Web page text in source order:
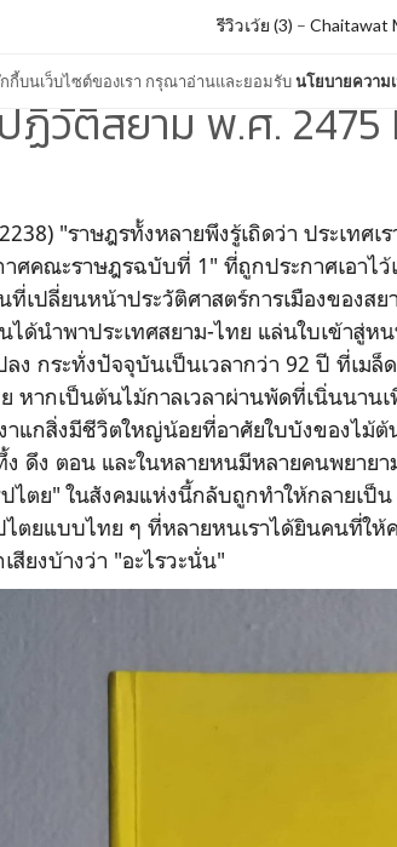
กกี้บนเว็บไซต์ของเรา กรุณาอ่านและยอมรับนโยบายความ
รีวิวเว้ย (3) – Chaitawat
ฏิวัติสยาม พ.ศ.
"ราษฎรทั้งหลายพึงรู้เถิดว่า ประเท
าศคณะราษฎรฉบับที่ 1" ที่ถูกประกาศเอาไ
เปลี่ยนหน้าประวัติศาสตร์การเมืองของส
ได้นำพาประเทศสยาม-ไทย แล่นใบเข้าสู่ห
ลง กระทั่งปัจจุบันเป็นเวลากว่า 92 ปี ที่เ
หากเป็นต้นไม้กาลเวลาผ่านพัดที่เนิ่นนาน
งาแกสิ่งมีชีวิตใหญ่น้อยที่อาศัยใบบังของไ
ดึง ตอน และในหลายหนมีหลายคนพยาย
ไตย" ในสังคมแห่งนี้กลับถูกทำให้กลายเป็
ไตยแบบไทย ๆ ที่หลายหนเราได้ยินคนที่ให้
สียงบ้างว่า "อะไรวะนั่น"